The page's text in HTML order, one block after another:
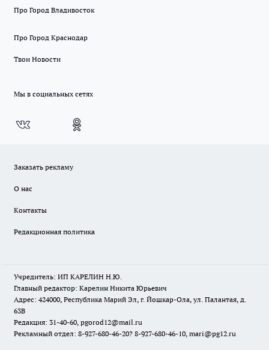
Про Город Владивосток
Про Город Краснодар
Твои Новости
Мы в социальных сетях
Заказать рекламу
О нас
Контакты
Редакционная политика
Учредитель: ИП КАРЕЛИН Н.Ю.
Главный редактор: Карелин Никита Юрьевич
Адрес: 424000, Республика Марий Эл, г. Йошкар-Ола, ул. Палантая, д.
63В
Редакция: 31-40-60, pgorod12@mail.ru
Рекламный отдел: 8-927-680-46-20? 8-927-680-46-10, mari@pg12.ru